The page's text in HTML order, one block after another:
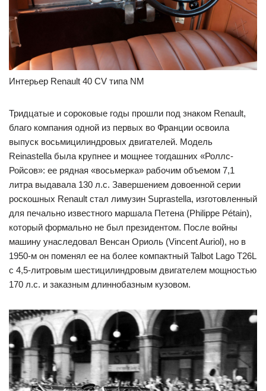
Интерьер Renault 40 CV типа NM
Тридцатые и сороковые годы прошли под знаком Renault,
благо компания одной из первых во Франции освоила
выпуск восьмицилиндровых двигателей. Модель
Reinastella была крупнее и мощнее тогдашних «Роллс-
Ройсов»: ее рядная «восьмерка» рабочим объемом 7,1
литра выдавала 130 л.с. Завершением довоенной серии
роскошных Renault стал лимузин Suprastella, изготовленный
для печально известного маршала Петена (Philippe Pétain),
который формально не был президентом. После войны
машину унаследовал Венсан Ориоль (Vincent Auriol), но в
1950-м он поменял ее на более компактный Talbot Lago T26L
с 4,5-литровым шестицилиндровым двигателем мощностью
170 л.с. и заказным длиннобазным кузовом.